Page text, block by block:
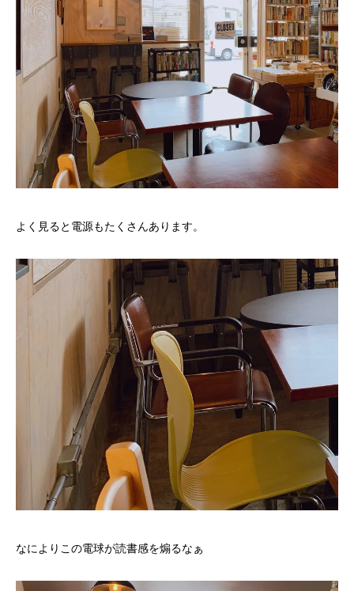
よく見ると電源もたくさんあります。
なによりこの電球が読書感を煽るなぁ